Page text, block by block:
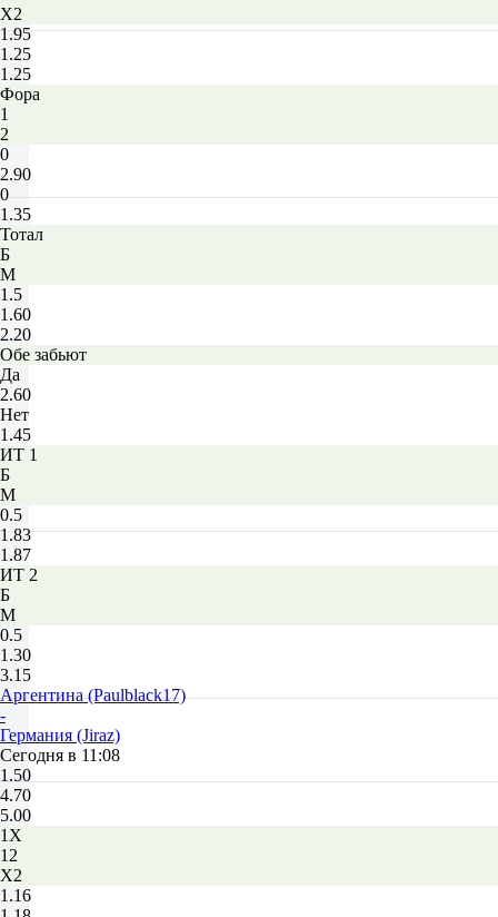
X2
1.95
1.25
1.25
Фора
1
2
0
2.90
0
1.35
Тотал
Б
М
1.5
1.60
2.20
Обе забьют
Да
2.60
Нет
1.45
ИТ 1
Б
М
0.5
1.83
1.87
ИТ 2
Б
М
0.5
1.30
3.15
Аргентина (Paulblack17)
-
Германия (Jiraz)
Сегодня в 11:08
1.50
4.70
5.00
1X
12
X2
1.16